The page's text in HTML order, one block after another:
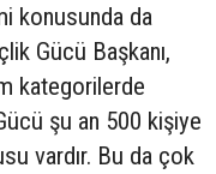
konusunda da
Gücü Başkanı,
kategorilerde
şu an 500 kişiye
vardır. Bu da çok